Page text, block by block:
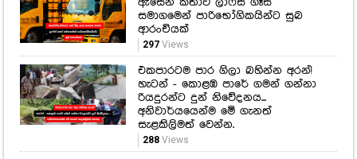
සමාගමෙන් පාරිභෝගිකයින්ට සුබ
ආරංචියක්
297Views
එකපාරටම පාර ගිලා බහින්න අරන්!
හැටන් - කොළඹ පාරේ ගමන් ගන්නා
රියදුරන්ට දුන් නිවේදනය...
අනිවාර්යයෙන්ම මේ ගැනත්
සැළකිලිමත් වෙන්න.
288Views